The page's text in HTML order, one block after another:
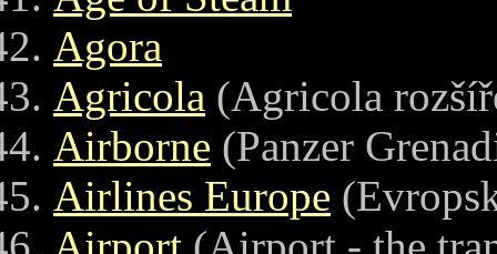
Agora
Agricola (Agricola
Airborne (Panzer
Airlines Europe